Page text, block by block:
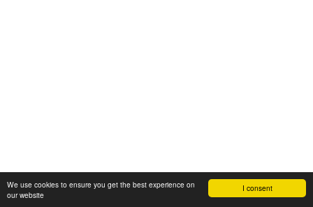
I consent
We use cookies to ensure you get the best experience on
our website